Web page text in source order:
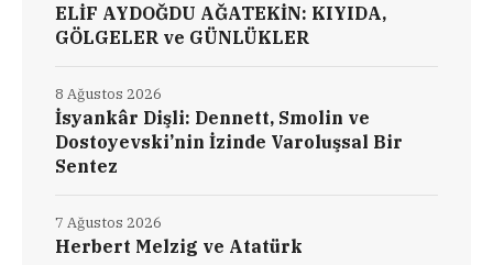
ELİF AYDOĞDU AĞATEKİN: KIYIDA,
GÖLGELER ve GÜNLÜKLER
İsyankâr Dişli: Dennett, Smolin ve
Dostoyevski’nin İzinde Varoluşsal Bir
Sentez
8 Ağustos 2026
Herbert Melzig ve Atatürk
7 Ağustos 2026